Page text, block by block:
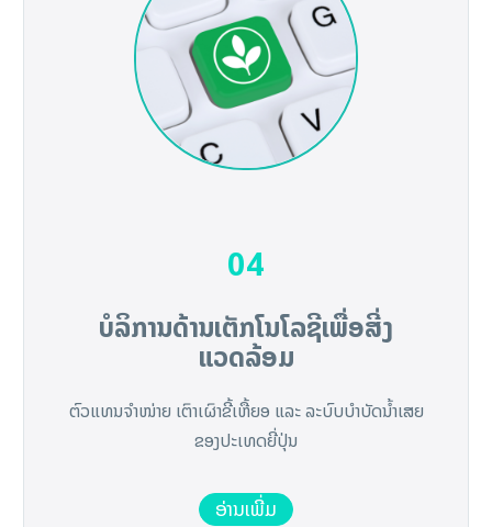
04
ບໍລິການດ້ານເຕັກໂນໂລຊີເພື່ອສີ່ງ
ແວດລ້ອມ
ຕົວແທນຈໍາໜ່າຍ ເຕົາເຜົາຂີ້ເຫື້ຍອ ແລະ ລະບົບບຳບັດນ້ຳເສຍ
ຂອງປະເທດຍີ່ປຸ່ນ
ອ່ານເພີ່ມ